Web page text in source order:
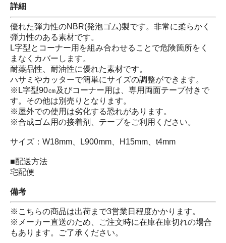
詳細
優れた弾力性のNBR(発泡ゴム)製です。非常に柔らかく
弾力性のある素材です。
L字型とコーナー用を組み合わせることで危険箇所をく
まなくカバーします。
耐薬品性、耐油性に優れた素材です。
ハサミやカッターで簡単にサイズの調整ができます。
※L字型90㎝及びコーナー用は、専用両面テープ付きで
す。その他は別売りとなります。
※屋外での使用は劣化する恐れがあります。
※合成ゴム用の接着剤、テープをご利用ください。
サイズ：W18mm、L900mm、H15mm、t4mm
■配送方法
宅配便
備考
※こちらの商品は出荷まで3営業日程度かかります。
※メーカー直送のため、ご注文時に在庫在庫切れの場合
もあります。ご了承ください。